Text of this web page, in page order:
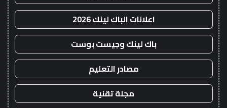
اعلانات الباك لينك 2026
باك لينك وجيست بوست
مصادر التعليم
مجلة تقنية